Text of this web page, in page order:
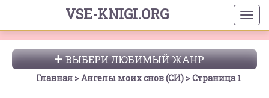
VSE-KNIGI.ORG
ВЫБЕРИ ЛЮБИМЫЙ ЖАНР
Главная Ангелы моих снов (СИ) Страница 1